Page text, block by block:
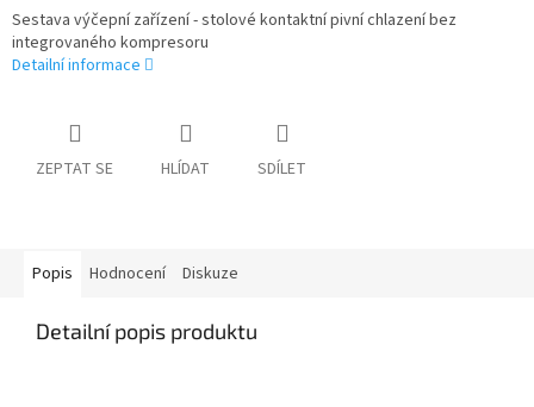
Sestava výčepní zařízení - stolové kontaktní pivní chlazení bez
integrovaného kompresoru
Detailní informace
ZEPTAT SE HLÍDAT SDÍLET
Popis Hodnocení Diskuze
Detailní popis produktu